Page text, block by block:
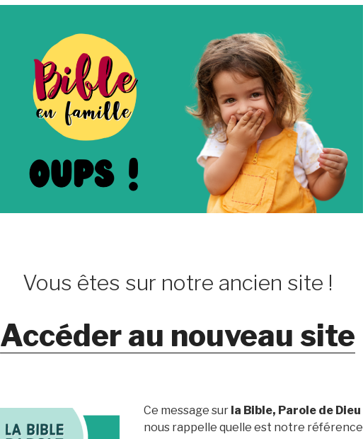
Vous êtes sur notre ancien site !
Accéder au nouveau site
Ce message sur la Bible, Parole de Dieu
nous rappelle quelle est notre référence